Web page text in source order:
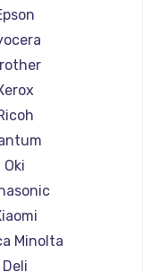
Minolta